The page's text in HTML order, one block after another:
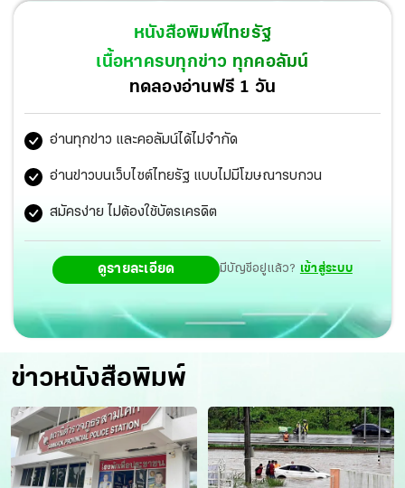
ที่นี่ พอเรียนจบ คุณตุ้ย ก็ใช้ชีวิตอยู่ที่อเมริกาเรื่อยมา ในฐานะ
อินทีเรียร์ดีไซเนอร์ชื่อดัง ซึ่งผ่านการทำงาน ได้ประสบการณ์
จากนักออกแบบระดับโลกแห่งยุคนั้นหลายคน อาทิ Howard
Hirsch และบริษัทใหญ่ๆอย่าง imperial group ฯลฯ ได้
ทำงานโปรเจกต์ใหญ่ๆ ในสมัยนั้น อาทิ โรงแรม Hyatt
Regency ที่แกรนด์ เซ็นทรัล สเตชั่น ต่อมา คุณตุ้ย เปิดบริษัท
ของตัวเอง จนชื่อ Tui Pranich โด่งดัง มีลูกค้าระดับเอลิสต์
ของอเมริกาจองตัวให้ตกแต่งบ้าน เช่น นักร้อง เจนนิเฟอร์
โลเปซ ชากีรา ผู้กำกับหนัง ฟรานซิส ฟอร์ด คอปโปลา และ
เศรษฐีมหาเศรษฐีอีกมากมาย คุณตุ้ย จึงทำงานอย่างแสนสุข
บินไพรเวทเจ็ตของลูกค้าไปช็อปปิ้ง
หนังสือพิมพ์ไทยรัฐ
เนื้อหาครบทุกข่าว ทุกคอลัมน์
ทดลองอ่านฟรี 1 วัน
อ่านทุกข่าว และคอลัมน์ได้ไม่จำกัด
อ่านข่าวบนเว็บไซต์ไทยรัฐ แบบไม่มีโฆษณารบกวน
สมัครง่าย ไม่ต้องใช้บัตรเครดิต
ดูรายละเอียด มีบัญชีอยู่แล้ว? เข้าสู่ระบบ
ข่าวหนังสือพิมพ์